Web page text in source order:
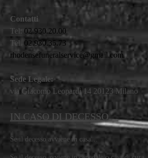
Contatti
Tel: 02.930.20.00
Tel. 02.930.35.73
rhodensefuneralservice@gmail.com
Sede Legale:
via Giacomo Leopardi 14 20123 Milano
IN CASO DI DECESSO…
Se il decesso avviene in casa…